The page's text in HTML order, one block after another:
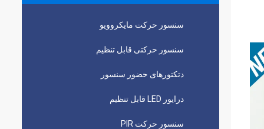
سنسور حرکت مایکروویو
سنسور حرکتی قابل تنظیم
دتکتورهای حضور سنسور
درایور LED قابل تنظیم
سنسور حرکت PIR